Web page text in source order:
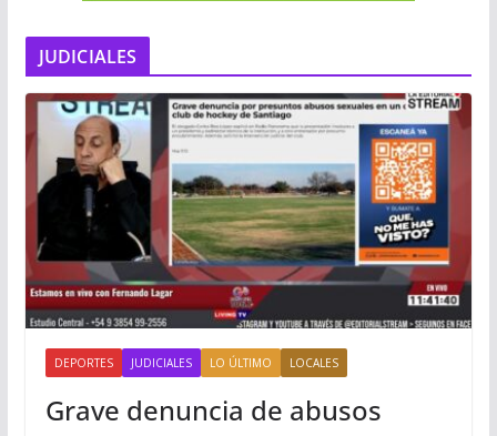
JUDICIALES
DEPORTES JUDICIALES LO ÚLTIMO LOCALES
Grave denuncia de abusos